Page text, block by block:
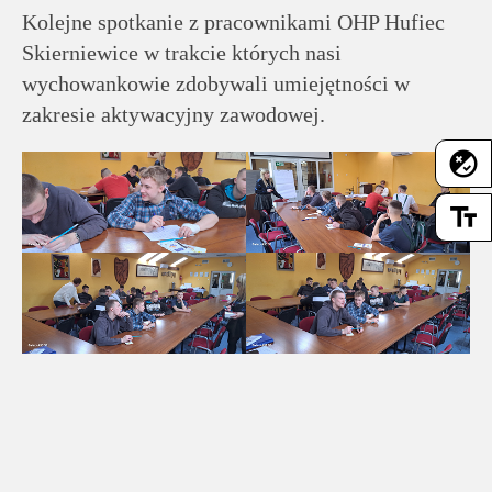
flaky
text_fields
Dla
pracowników
Historia
Wirtualny
spacer
Mapa
Kolejne spotkanie z pracownikami OHP Hufiec
Skierniewice w trakcie których nasi
wychowankowie zdobywali umiejętności w
zakresie aktywacyjny zawodowej.